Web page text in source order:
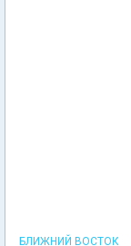
БЛИЖНИЙ ВОСТОК